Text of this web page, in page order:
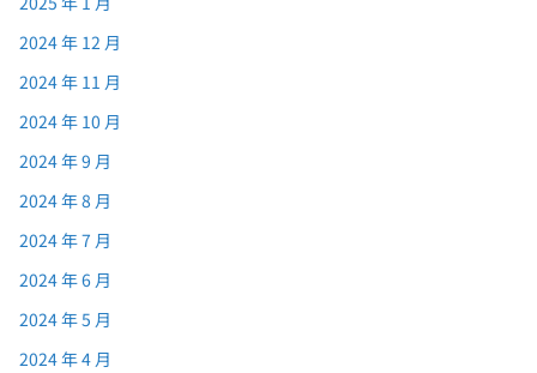
2024 年 12 月
2024 年 11 月
2024 年 10 月
2024 年 9 月
2024 年 8 月
2024 年 7 月
2024 年 6 月
2024 年 5 月
2024 年 4 月